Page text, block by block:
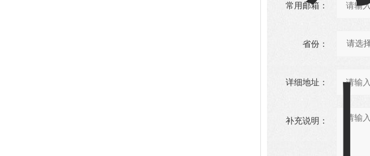
常用邮箱：
省份：
详细地址：
补充说明：